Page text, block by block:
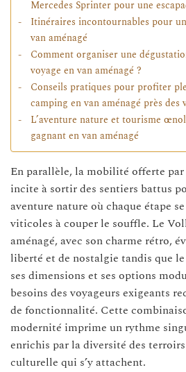
Mercedes Sprinter pour une
Itinéraires incontournables pour
van aménagé
Comment organiser une
voyage en van aménagé ?
Conseils pratiques pour profiter
camping en van aménagé près des
L’aventure nature et tourisme
gagnant en van aménagé
En parallèle, la mobilité offerte par
incite à sortir des sentiers battus
aventure nature où chaque étape
viticoles à couper le souffle. Le
aménagé, avec son charme rétro,
liberté et de nostalgie tandis que
ses dimensions et ses options
besoins des voyageurs exigeants
de fonctionnalité. Cette
modernité imprime un rythme
enrichis par la diversité des
culturelle qui s’y attachent.